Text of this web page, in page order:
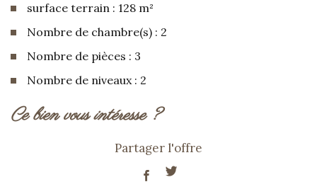
surface terrain : 128 m²
Nombre de chambre(s) : 2
Nombre de pièces : 3
Nombre de niveaux : 2
la ville de ingouville (76460)
ce bien vous intéresse ?
Partager l'offre